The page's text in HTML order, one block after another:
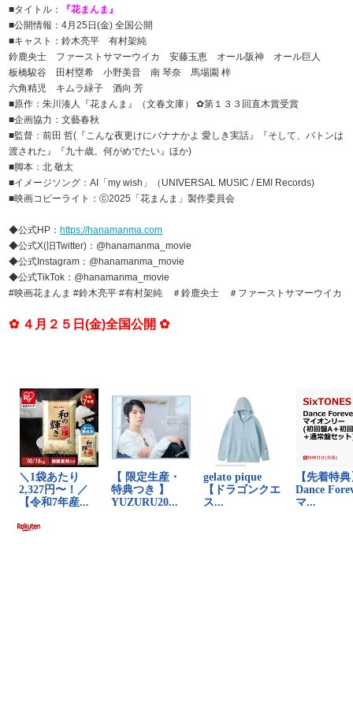
■タイトル：
『花まんま』
■公開情報：4月25日(金) 全国公開
■キャスト：鈴木亮平 有村架純
鈴鹿央士 ファーストサマーウイカ 安藤玉恵 オール阪神 オール巨人
板橋駿谷 田村塁希 小野美音 南 琴奈 馬場園 梓
六角精児 キムラ緑子 酒向 芳
■原作：朱川湊人『花まんま』（文春文庫） ✿第１３３回直木賞受賞
■企画協力：文藝春秋
■監督：前田 哲(『こんな夜更けにバナナかよ 愛しき実話』『そして、バトンは
渡された』『九十歳。何がめでたい』ほか)
■脚本：北 敬太
■イメージソング：AI「my wish」（UNIVERSAL MUSIC / EMI Records)
■映画コピーライト：ⓒ2025「花まんま」製作委員会
◆公式HP：https://hanamanma.com
◆公式X(旧Twitter)：@hanamanma_movie
◆公式Instagram：@hanamanma_movie
◆公式TikTok：@hanamanma_movie
#映画花まんま #鈴木亮平 #有村架純 ＃鈴鹿央士 ＃ファーストサマーウイカ
✿ ４月２５日(金)全国公開 ✿